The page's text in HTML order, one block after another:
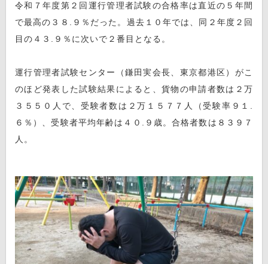
令和７年度第２回運行管理者試験の合格率は直近の５年間
で最高の３８.９％だった。過去１０年では、同２年度２回
目の４３.９％に次いで２番目となる。
運行管理者試験センター（鎌田実会長、東京都港区）がこ
のほど発表した試験結果によると、貨物の申請者数は２万
３５５０人で、受験者数は２万１５７７人（受験率９１.
６％）、受験者平均年齢は４０.９歳。合格者数は８３９７
人。